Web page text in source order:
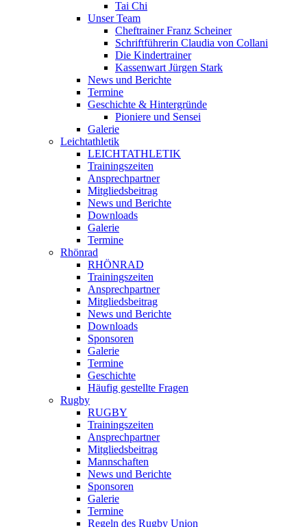
Tai Chi
Unser Team
Cheftrainer Franz Scheiner
Schriftführerin Claudia von Collani
Die Kindertrainer
Kassenwart Jürgen Stark
News und Berichte
Termine
Geschichte & Hintergründe
Pioniere und Sensei
Galerie
Leichtathletik
LEICHTATHLETIK
Trainingszeiten
Ansprechpartner
Mitgliedsbeitrag
News und Berichte
Downloads
Galerie
Termine
Rhönrad
RHÖNRAD
Trainingszeiten
Ansprechpartner
Mitgliedsbeitrag
News und Berichte
Downloads
Sponsoren
Galerie
Termine
Geschichte
Häufig gestellte Fragen
Rugby
RUGBY
Trainingszeiten
Ansprechpartner
Mitgliedsbeitrag
Mannschaften
News und Berichte
Sponsoren
Galerie
Termine
Regeln des Rugby Union